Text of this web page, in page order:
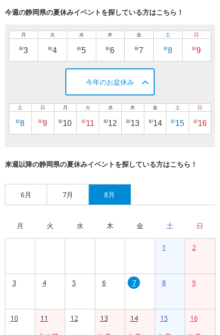
今週の静岡県の夏休みイベントを探している方はこちら！
月
8/3
火
8/4
水
8/5
木
8/6
金
8/7
土
8/8
日
8/9
今年のお盆休み
土
8/8
日
8/9
月
8/10
火
8/11
水
8/12
木
8/13
金
8/14
土
8/15
日
8/16
来週以降の静岡県の夏休みイベントを探している方はこちら！
6月 7月 8月
月 火 水 木 金 土 日
1 2
3 4 5 6 7 8 9
10
11
12
13
14
15
16